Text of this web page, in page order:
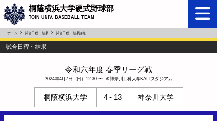
桐蔭横浜大学硬式野球部
TOIN UNIV. BASEBALL TEAM
ホーム 試合日程・結果 試合日程・結果詳細
試合日程・結果
令和六年度 春季リーグ戦
2024年4月7日（日）12:30 〜 ＠神奈川工科大学KAITスタジアム
桐蔭横浜大学 4 - 13 神奈川大学